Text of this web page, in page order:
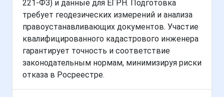
221-ФЗ) и данные для ЕГРН. Подготовка
требует геодезических измерений и анализа
правоустанавливающих документов. Участие
квалифицированного кадастрового инженера
гарантирует точность и соответствие
законодательным нормам, минимизируя риски
отказа в Росреестре.